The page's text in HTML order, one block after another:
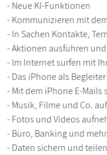
- Neue KI-Funktionen
- Kommunizieren mit
- In Sachen Kontakte,
- Aktionen ausführen
- Im Internet surfen mit
- Das iPhone als
- Mit dem iPhone E-
- Musik, Filme und Co.
- Fotos und Videos
- Büro, Banking und
- Daten sichern und